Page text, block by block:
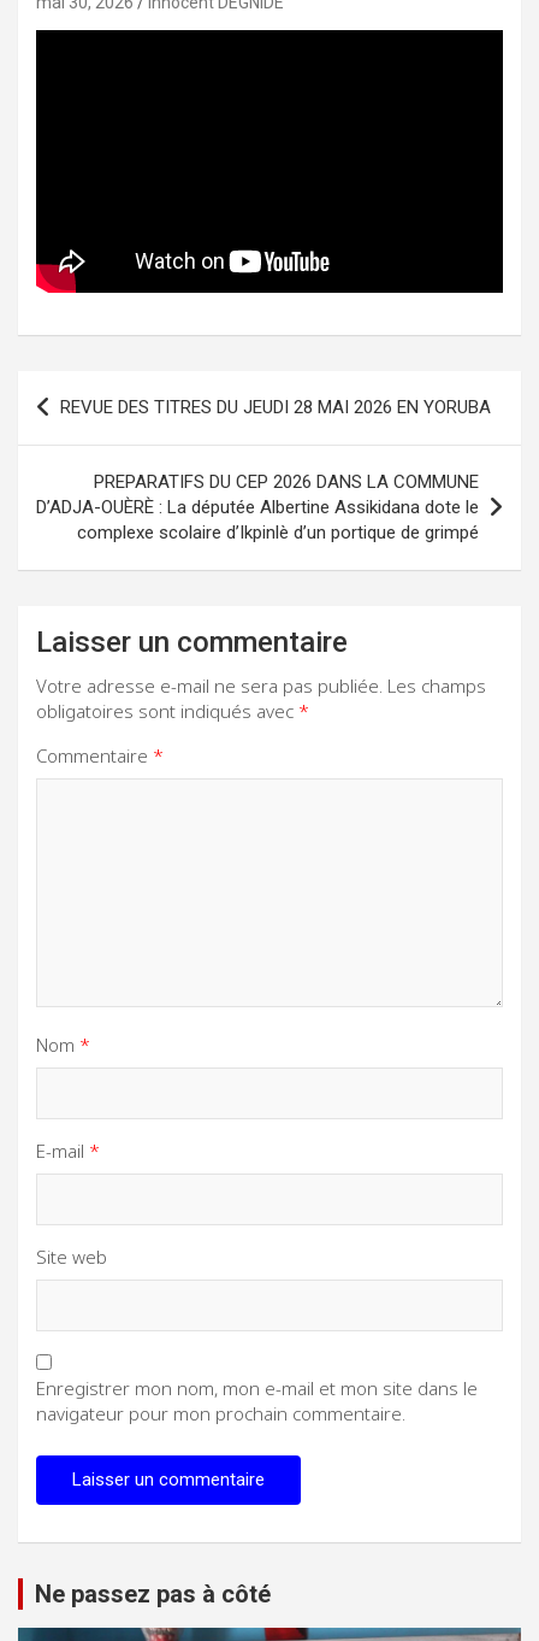
Navigation
de
l’article
REVUE DES TITRES DU JEUDI 28 MAI 2026 EN YORUBA
PREPARATIFS DU CEP 2026 DANS LA COMMUNE
D’ADJA-OUÈRÈ : La députée Albertine Assikidana dote le
complexe scolaire d’Ikpinlè d’un portique de grimpé
Laisser un commentaire
Votre adresse e-mail ne sera pas publiée. Les champs
obligatoires sont indiqués avec *
Commentaire *
Nom *
E-mail *
Site web
Enregistrer mon nom, mon e-mail et mon site dans le
navigateur pour mon prochain commentaire.
Ne passez pas à côté